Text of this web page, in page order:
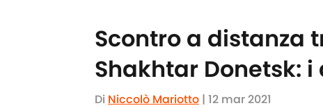
Scontro a distanza
Shakhtar Donetsk:
Di Niccolò Mariotto | 12 mar 2021